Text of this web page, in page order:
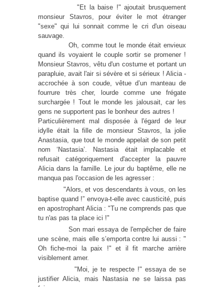
"Et la baise !" ajoutait brusquement
monsieur Stavros, pour éviter le mot étranger
"sexe" qui lui sonnait comme le cri d'un oiseau
sauvage.
Oh, comme tout le monde était envieux
quand ils voyaient le couple sortir se promener !
Monsieur Stavros, vêtu d'un costume et portant un
parapluie, avait l'air si sévère et si sérieux ! Alicia -
accrochée à son coude, vêtue d’un manteau de
fourrure très cher, lourde comme une frégate
surchargée ! Tout le monde les jalousait, car les
gens ne supportent pas le bonheur des autres !
Particulièrement mal disposée à l'égard de leur
idylle était la fille de monsieur Stavros, la jolie
Anastasia, que tout le monde appelait de son petit
nom ‘Nastasia’. Nastasia était implacable et
refusait catégoriquement d'accepter la pauvre
Alicia dans la famille. Le jour du baptême, elle ne
manqua pas l'occasion de les agresser :
"Alors, et vos descendants à vous, on les
baptise quand !” envoya-t-elle avec causticité, puis
en apostrophant Alicia : "Tu ne comprends pas que
tu n'as pas ta place ici !"
Son mari essaya de l'empêcher de faire
une scène, mais elle s’emporta contre lui aussi : "
Oh fiche-moi la paix !" et il fit marche arrière
visiblement amer.
"Moi, je te respecte !" essaya de se
justifier Alicia, mais Nastasia ne se laissa pas